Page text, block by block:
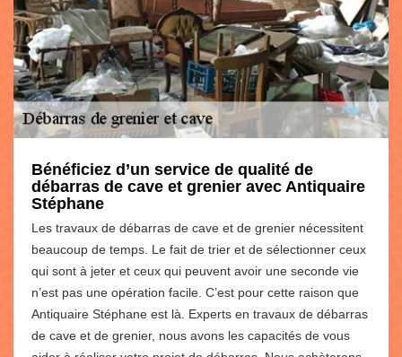
Bénéficiez d’un service de qualité de
débarras de cave et grenier avec Antiquaire
Stéphane
Les travaux de débarras de cave et de grenier nécessitent
beaucoup de temps. Le fait de trier et de sélectionner ceux
qui sont à jeter et ceux qui peuvent avoir une seconde vie
n’est pas une opération facile. C’est pour cette raison que
Antiquaire Stéphane est là. Experts en travaux de débarras
de cave et de grenier, nous avons les capacités de vous